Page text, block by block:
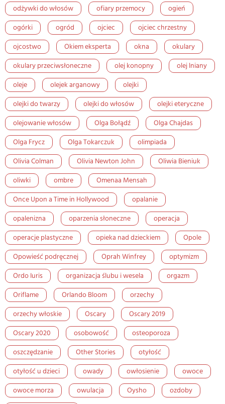
odżywki do włosów
ofiary przemocy
ogień
ogórki
ogród ojciec
ojciec chrzestny
ojcostwo
Okiem eksperta okna
okulary
okulary przeciwsłoneczne
olej konopny
olej lniany
oleje
olejek arganowy
olejki
olejki do twarzy
olejki do włosów
olejki eteryczne
olejowanie włosów
Olga Bołądź
Olga Chajdas
Olga Frycz
Olga Tokarczuk
olimpiada
Olivia Colman
Olivia Newton John
Oliwia Bieniuk
oliwki
ombre
Omenaa Mensah
Once Upon a Time in Hollywood
opalanie
opalenizna
oparzenia słoneczne
operacja
operacje plastyczne
opieka nad dzieckiem
Opole
Opowieść podręcznej
Oprah Winfrey
optymizm
Ordo Iuris
organizacja ślubu i wesela
orgazm
Oriflame
Orlando Bloom
orzechy
orzechy włoskie
Oscary
Oscary 2019
Oscary 2020
osobowość
osteoporoza
oszczędzanie
Other Stories
otyłość
otyłość u dzieci
owady owłosienie
owoce
owoce morza
owulacja Oysho
ozdoby